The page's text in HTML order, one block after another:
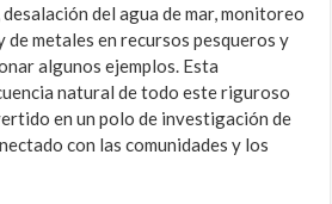
del agua de mar, monitoreo
de metales en recursos pesqueros y
algunos ejemplos. Esta
natural de todo este riguroso
en un polo de investigación de
con las comunidades y los